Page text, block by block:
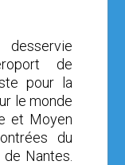
de
pour la
le monde
et Moyen
du
Nantes.